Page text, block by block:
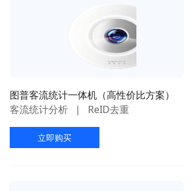
图普客流统计一体机（高性价比方案）
客流统计分析 | ReID去重
立即购买